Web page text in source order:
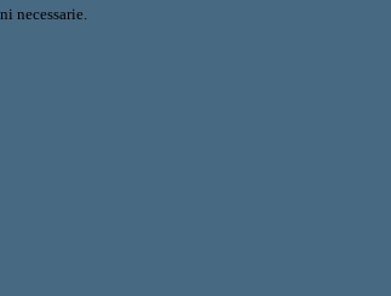
necessarie.